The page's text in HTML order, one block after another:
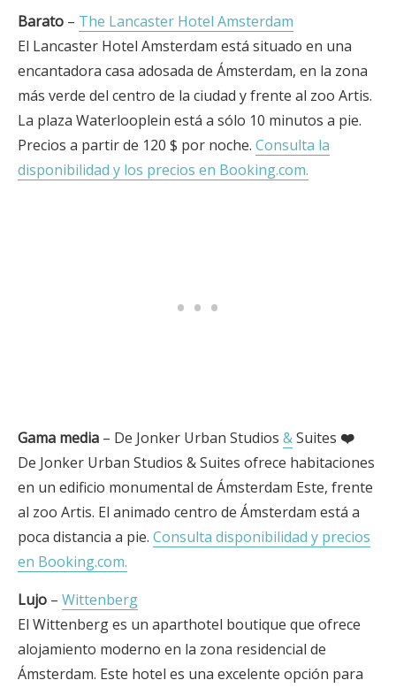
Barato – The Lancaster Hotel Amsterdam
El Lancaster Hotel Amsterdam está situado en una
encantadora casa adosada de Ámsterdam, en la zona
más verde del centro de la ciudad y frente al zoo Artis.
La plaza Waterlooplein está a sólo 10 minutos a pie.
Precios a partir de 120 $ por noche. Consulta la
disponibilidad y los precios en Booking.com.
Gama media – De Jonker Urban Studios &Suites ❤️
De Jonker Urban Studios & Suites ofrece habitaciones
en un edificio monumental de Ámsterdam Este, frente
al zoo Artis. El animado centro de Ámsterdam está a
poca distancia a pie. Consulta disponibilidad y precios
en Booking.com.
Lujo – Wittenberg
El Wittenberg es un aparthotel boutique que ofrece
alojamiento moderno en la zona residencial de
Ámsterdam. Este hotel es una excelente opción para